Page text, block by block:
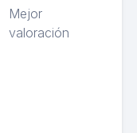
Mejor
valoración